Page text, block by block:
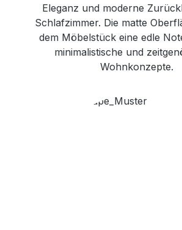
Eleganz und moderne
Schlafzimmer. Die matte
dem Möbelstück eine edle
minimalistische und
Wohnkonzepte.